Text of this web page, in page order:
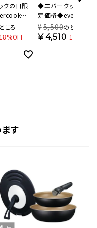
クの日限
クック
応 フライ
ころ
18%OFF
◆エバークックの日
定価格◆evercook
GREEN(エバークック
グリーン) IH対応 フ
¥5,500のところ
¥4,510 18%OFF
す